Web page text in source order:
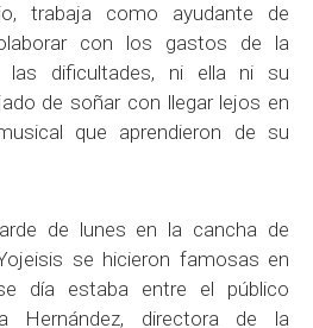
trabaja como ayudante de
con los gastos de la
las dificultades, ni ella ni su
de soñar con llegar lejos en
que aprendieron de su
de lunes en la cancha de
se hicieron famosas en
día estaba entre el público
Hernández, directora de la